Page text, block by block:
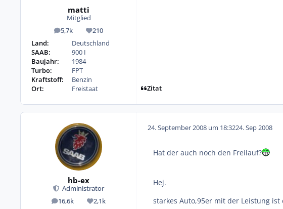
matti
Mitglied
5,7k
Beiträge 210
Reputation
Land:
Deutschland
SAAB:
900 I
Baujahr:
1984
Turbo:
FPT
Kraftstoff:
Benzin
Ort:
Freistaat Zitat
hb-ex
Administrator
16,6k
Beiträge 2,1k
Reputation
24. September 2008 um 18:3224. Sep 2008
Hat der auch noch den Freilauf?
Hej.
starkes Auto,95er mit der Leistung ist